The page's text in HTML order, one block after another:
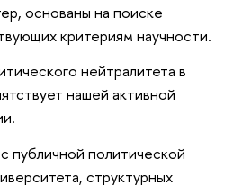
основаны на поиске
критериям научности.
нейтралитета в
нашей активной
публичной политической
структурных